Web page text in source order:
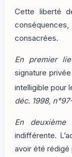
Cette liberté
consacrées.
En premier
signature
intelligible pour
déc. 1998,
En deuxième
indifférente.
avoir été rédigé